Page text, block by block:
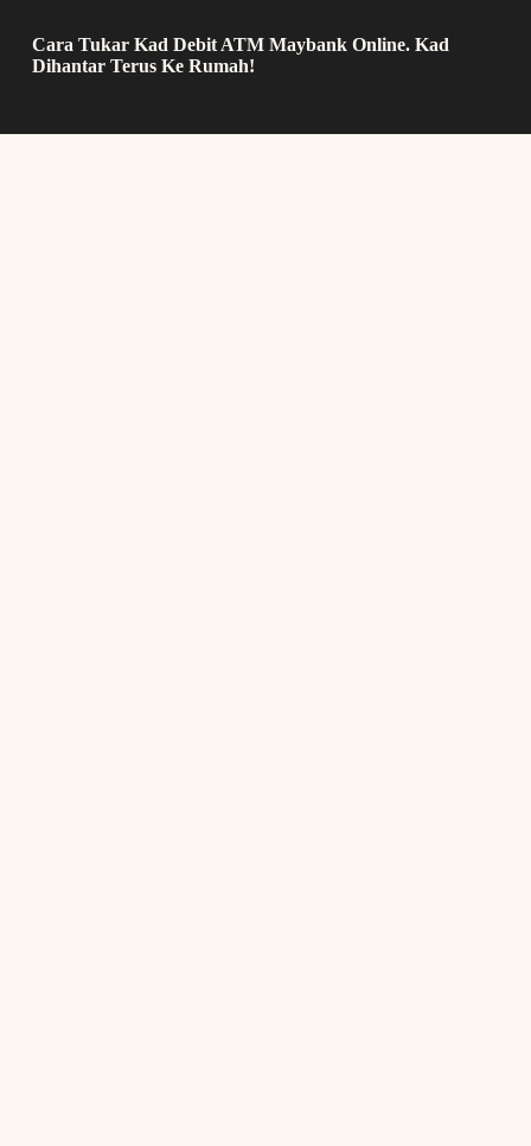
Cara Tukar Kad Debit ATM Maybank Online. Kad
Dihantar Terus Ke Rumah!